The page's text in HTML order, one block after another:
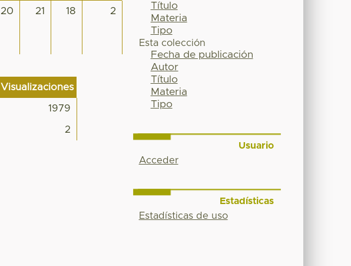
20 21 18 2
Visualizaciones
1979
2
Título
Materia
Tipo
Esta colección
Fecha de publicación
Autor
Título
Materia
Tipo
Usuario
Acceder
Estadísticas
Estadísticas de uso